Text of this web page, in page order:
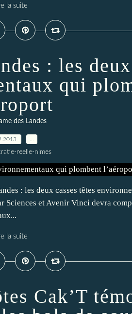
la suite
: les deux
qui
des Landes
reelle-nimes
: les deux casses têtes
Sciences et Avenir Vinci devra
la suite
Cak’T